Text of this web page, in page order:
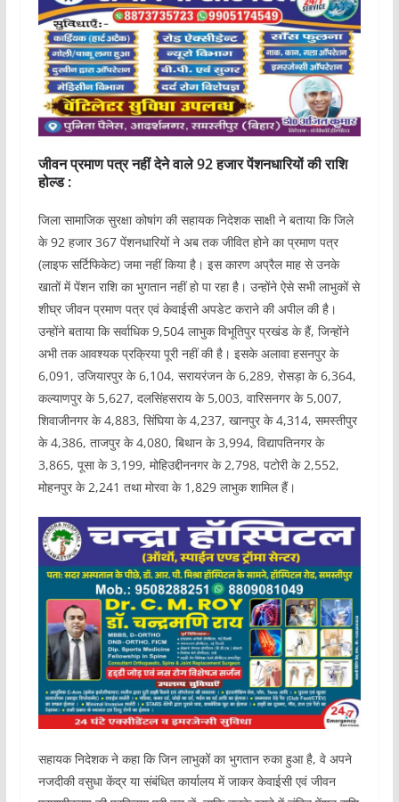
जीवन प्रमाण पत्र नहीं देने वाले 92 हजार पेंशनधारियों की राशि
होल्ड :
जिला सामाजिक सुरक्षा कोषांग की सहायक निदेशक साक्षी ने बताया कि जिले
के 92 हजार 367 पेंशनधारियों ने अब तक जीवित होने का प्रमाण पत्र
(लाइफ सर्टिफिकेट) जमा नहीं किया है। इस कारण अप्रैल माह से उनके
खातों में पेंशन राशि का भुगतान नहीं हो पा रहा है। उन्होंने ऐसे सभी लाभुकों से
शीघ्र जीवन प्रमाण पत्र एवं केवाईसी अपडेट कराने की अपील की है।
उन्होंने बताया कि सर्वाधिक 9,504 लाभुक विभूतिपुर प्रखंड के हैं, जिन्होंने
अभी तक आवश्यक प्रक्रिया पूरी नहीं की है। इसके अलावा हसनपुर के
6,091, उजियारपुर के 6,104, सरायरंजन के 6,289, रोसड़ा के 6,364,
कल्याणपुर के 5,627, दलसिंहसराय के 5,003, वारिसनगर के 5,007,
शिवाजीनगर के 4,883, सिंघिया के 4,237, खानपुर के 4,314, समस्तीपुर
के 4,386, ताजपुर के 4,080, बिथान के 3,994, विद्यापतिनगर के
3,865, पूसा के 3,199, मोहिउद्दीननगर के 2,798, पटोरी के 2,552,
मोहनपुर के 2,241 तथा मोरवा के 1,829 लाभुक शामिल हैं।
सहायक निदेशक ने कहा कि जिन लाभुकों का भुगतान रुका हुआ है, वे अपने
नजदीकी वसुधा केंद्र या संबंधित कार्यालय में जाकर केवाईसी एवं जीवन